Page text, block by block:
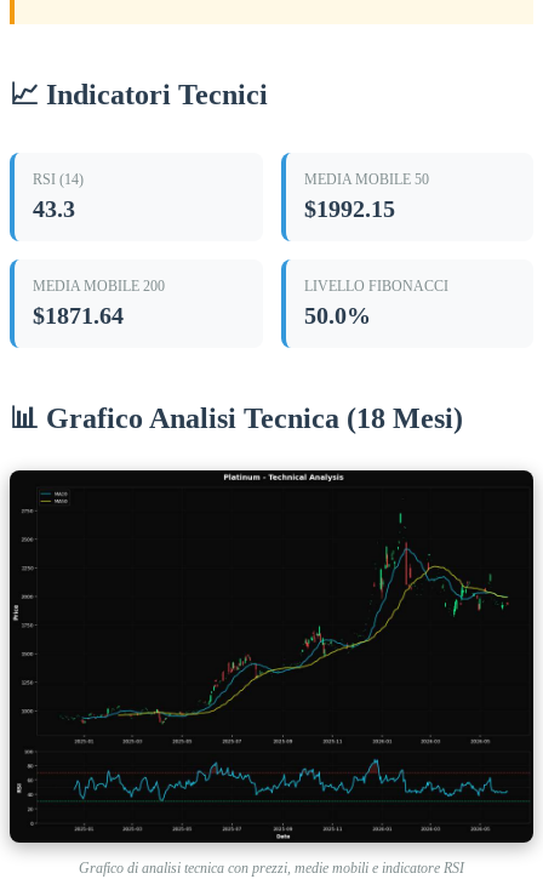
📈 Indicatori Tecnici
RSI (14)
43.3
MEDIA MOBILE 50
$1992.15
MEDIA MOBILE 200
$1871.64
LIVELLO FIBONACCI
50.0%
📊 Grafico Analisi Tecnica (18 Mesi)
Grafico di analisi tecnica con prezzi, medie mobili e indicatore RSI